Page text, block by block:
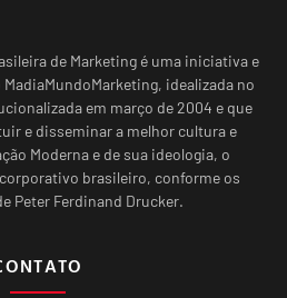
de Marketing é uma iniciativa e
idealizada no
em março de 2004 e que
e disseminar a melhor cultura e
Moderna e de sua ideologia, o
brasileiro, conforme os
Peter Ferdinand Drucker.